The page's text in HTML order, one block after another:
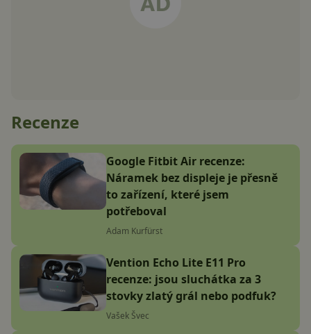
Recenze
Google Fitbit Air recenze:
Náramek bez displeje je přesně
to zařízení, které jsem
potřeboval
Adam Kurfürst
Vention Echo Lite E11 Pro
recenze: jsou sluchátka za 3
stovky zlatý grál nebo podfuk?
Vašek Švec